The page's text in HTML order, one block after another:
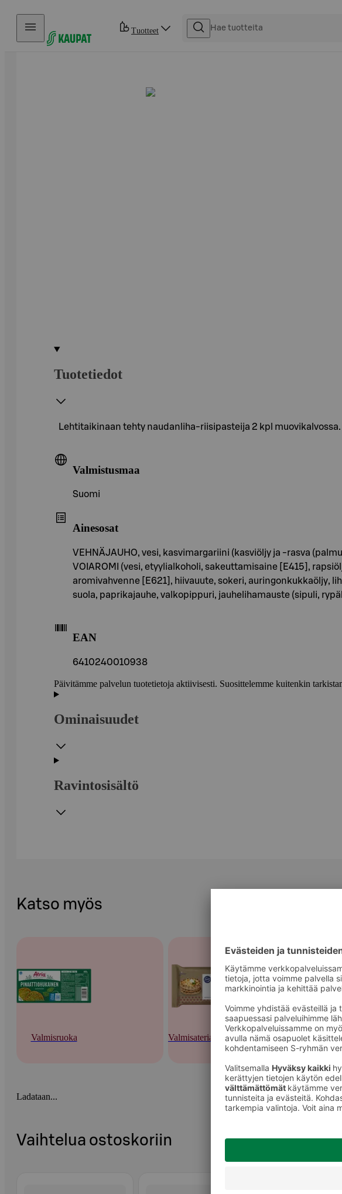
Hyppää sisältöön
Tuotteet
Tuotetiedot
Lehtitaikinaan tehty naudanliha-riisipasteija 2 kpl muovikalvossa.
Valmistusmaa
Suomi
Ainesosat
VEHNÄJAUHO, vesi, kasvimargariini (kasviöljy ja -rasva
VOIAROMI (vesi, etyylialkoholi, sakeuttamisaine [E415],
aromivahvenne [E621], hiivauute, sokeri, auringonkukkaöljy,
suola, paprikajauhe, valkopippuri, jauhelihamauste (sipuli,
EAN
6410240010938
Päivitämme palvelun tuotetietoja aktiivisesti. Suosittelemme kuitenkin
Ominaisuudet
Ravintosisältö
Katso myös
Valmisruoka Valmisateriat ja -keitot
Ladataan...
Vaihtelua ostoskoriin